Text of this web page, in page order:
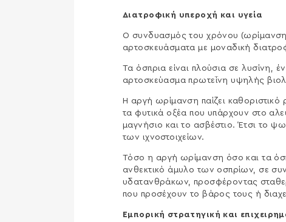
Διατροφική υπεροχή και υγεία
Ο συνδυασμός του χρόνου
αρτοσκευάσματα με μοναδική
Τα όσπρια είναι πλούσια σε λυσίνη,
αρτοσκεύασμα πρωτεΐνη υψηλής
Η αργή ωρίμανση παίζει
τα φυτικά οξέα που υπάρχουν στο
μαγνήσιο και το ασβέστιο. Έτσι το
των ιχνοστοιχείων.
Τόσο η αργή ωρίμανση όσο και τα
ανθεκτικό άμυλο των οσπρίων, σε
υδατανθράκων, προσφέροντας
που προσέχουν το βάρος τους ή
Εμπορική στρατηγική και